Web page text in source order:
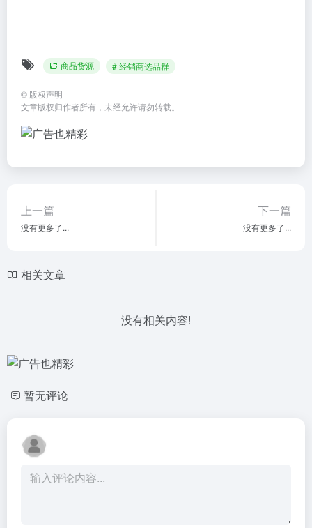
商品货源 # 经销商选品群
© 版权声明
文章版权归作者所有，未经允许请勿转载。
上一篇
没有更多了...
下一篇
没有更多了...
相关文章
没有相关内容!
暂无评论